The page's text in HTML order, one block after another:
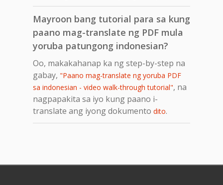
Mayroon bang tutorial para sa kung
paano mag-translate ng PDF mula
yoruba patungong indonesian?
Oo, makakahanap ka ng step-by-step na
gabay, "Paano mag-translate ng yoruba PDF
sa indonesian - video walk-through tutorial", na
nagpapakita sa iyo kung paano i-
translate ang iyong dokumento dito.